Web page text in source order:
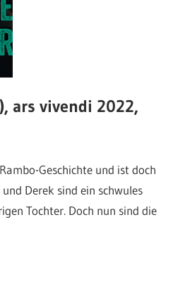
ars vivendi 2022,
Geschichte und ist doch
Derek sind ein schwules
Tochter. Doch nun sind die